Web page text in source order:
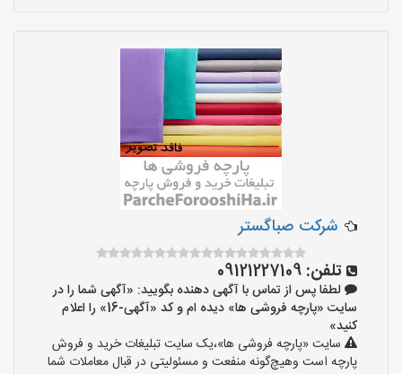
شرکت صباگستر
تلفن: 09121227109
لطفا پس از تماس با آگهی دهنده بگویید: «آگهی شما را در
سایت «پارچه فروشی ها» دیده ام و کد «آگهی-16» را اعلام
کنید»
سایت «پارچه فروشی ها»،یک سایت تبلیغات خرید و فروش
پارچه است وهیچ‌گونه منفعت و مسئولیتی در قبال معاملات شما